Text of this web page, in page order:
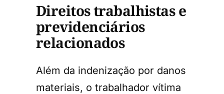
Direitos trabalhistas e
previdenciários
relacionados
Além da indenização por danos
materiais, o trabalhador vítima